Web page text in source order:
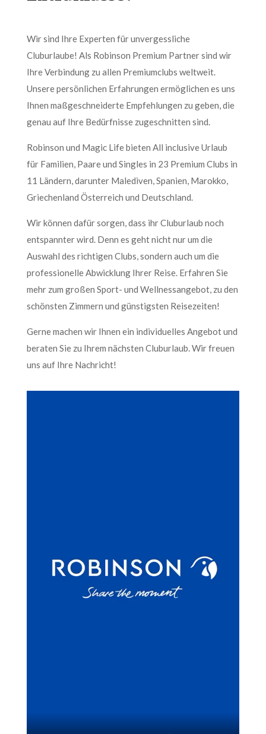
Wir sind Ihre Experten für unvergessliche
Cluburlaube! Als Robinson Premium Partner sind wir
Ihre Verbindung zu allen Premiumclubs weltweit.
Unsere persönlichen Erfahrungen ermöglichen es uns
Ihnen maßgeschneiderte Empfehlungen zu geben, die
genau auf Ihre Bedürfnisse zugeschnitten sind.
Robinson und Magic Life bieten All inclusive Urlaub
für Familien, Paare und Singles in 23 Premium Clubs in
11 Ländern, darunter Malediven, Spanien, Marokko,
Griechenland Österreich und Deutschland.
Wir können dafür sorgen, dass ihr Cluburlaub noch
entspannter wird. Denn es geht nicht nur um die
Auswahl des richtigen Clubs, sondern auch um die
professionelle Abwicklung Ihrer Reise. Erfahren Sie
mehr zum großen Sport- und Wellnessangebot, zu den
schönsten Zimmern und günstigsten Reisezeiten!
Gerne machen wir Ihnen ein individuelles Angebot und
beraten Sie zu Ihrem nächsten Cluburlaub. Wir freuen
uns auf Ihre Nachricht!